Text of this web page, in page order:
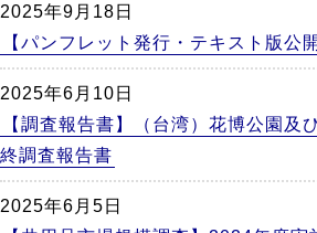
2025年9月18日
【パンフレット発行・テキスト版公
2025年6月10日
【調査報告書】（台湾）花博公園及
終調査報告書
2025年6月5日